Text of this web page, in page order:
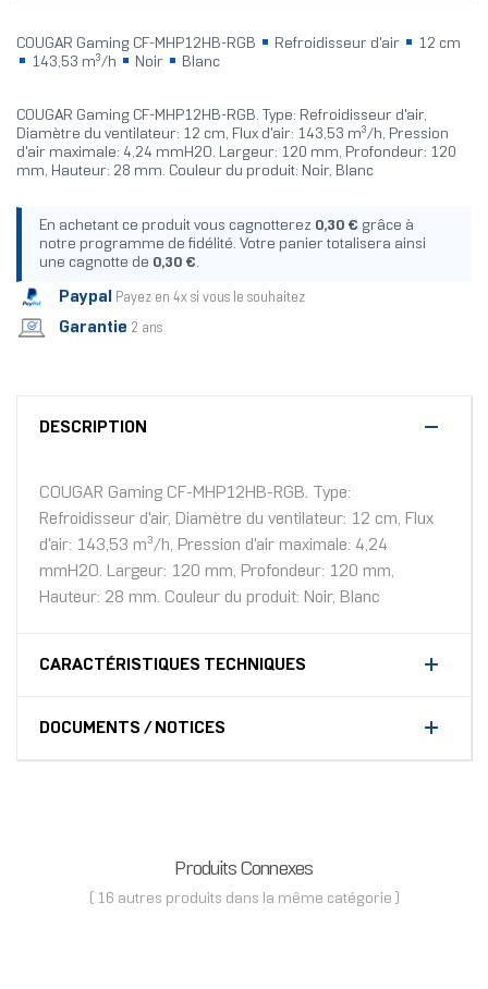
COUGAR Gaming CF-MHP12HB-RGB Refroidisseur d'air
12 cm
143,53 m³/h
Noir Blanc
COUGAR Gaming CF-MHP12HB-RGB. Type: Refroidisseur d'air,
Diamètre du ventilateur: 12 cm, Flux d'air: 143,53 m³/h, Pression
d'air maximale: 4,24 mmH2O. Largeur: 120 mm, Profondeur: 120
mm, Hauteur: 28 mm. Couleur du produit: Noir, Blanc
En achetant ce produit vous cagnotterez 0,30 € grâce à
notre programme de fidélité. Votre panier totalisera ainsi
une cagnotte de 0,30 €.
Paypal Payez en 4x si vous le souhaitez
Garantie 2 ans
DESCRIPTION
COUGAR Gaming CF-MHP12HB-RGB. Type:
Refroidisseur d'air, Diamètre du ventilateur: 12 cm, Flux
d'air: 143,53 m³/h, Pression d'air maximale: 4,24
mmH2O. Largeur: 120 mm, Profondeur: 120 mm,
Hauteur: 28 mm. Couleur du produit: Noir, Blanc
CARACTÉRISTIQUES TECHNIQUES
DOCUMENTS / NOTICES
Produits Connexes
( 16 autres produits dans la même catégorie )